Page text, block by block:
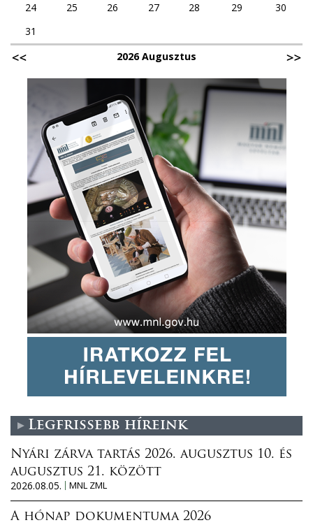
24
25 26 27 28 29
30
31
2026 Augusztus
Legfrissebb híreink
Nyári zárva tartás 2026. augusztus 10. és
augusztus 21. között
2026.08.05.
MNL ZML
A hónap dokumentuma 2026